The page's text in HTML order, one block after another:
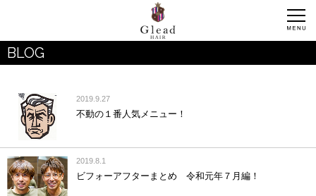
BLOG
2019.9.27
不動の１番人気メニュー！
2019.8.1
ビフォーアフターまとめ 令和元年７月編！